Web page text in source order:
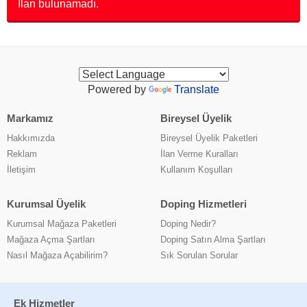
İlan bulunamadı.
Powered by Translate
Markamız
Hakkımızda
Reklam
İletişim
Bireysel Üyelik
Bireysel Üyelik Paketleri
İlan Verme Kuralları
Kullanım Koşulları
Kurumsal Üyelik
Kurumsal Mağaza Paketleri
Mağaza Açma Şartları
Nasıl Mağaza Açabilirim?
Doping Hizmetleri
Doping Nedir?
Doping Satın Alma Şartları
Sık Sorulan Sorular
Ek Hizmetler